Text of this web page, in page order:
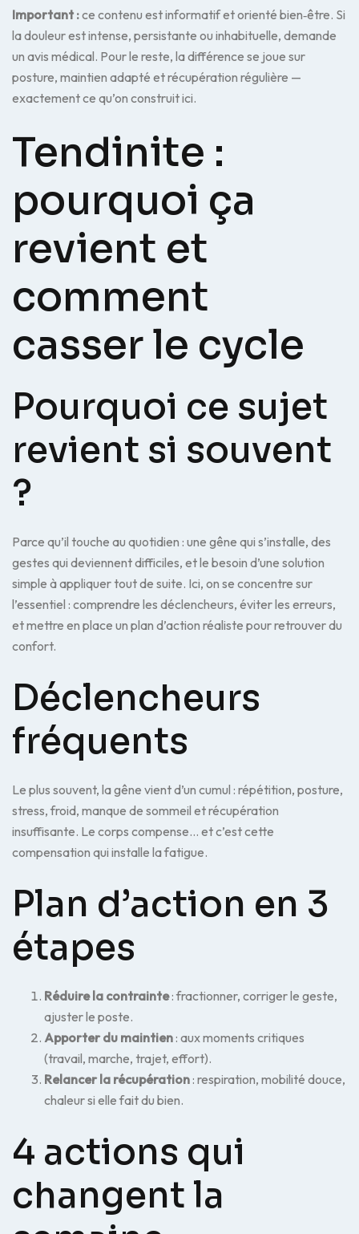
Important :ce contenu est informatif et orienté bien‑être. Si
la douleur est intense, persistante ou inhabituelle, demande
un avis médical. Pour le reste, la différence se joue sur
posture, maintien adapté et récupération régulière —
exactement ce qu’on construit ici.
Tendinite :
pourquoi ça
revient et
comment
casser le cycle
Pourquoi ce sujet
revient si souvent
?
Parce qu’il touche au quotidien : une gêne qui s’installe, des
gestes qui deviennent difficiles, et le besoin d’une solution
simple à appliquer tout de suite. Ici, on se concentre sur
l’essentiel : comprendre les déclencheurs, éviter les erreurs,
et mettre en place un plan d’action réaliste pour retrouver du
confort.
Déclencheurs
fréquents
Le plus souvent, la gêne vient d’un cumul : répétition, posture,
stress, froid, manque de sommeil et récupération
insuffisante. Le corps compense… et c’est cette
compensation qui installe la fatigue.
Plan d’action en 3
étapes
Réduire la contrainte: fractionner, corriger le geste,
ajuster le poste.
Apporter du maintien: aux moments critiques
(travail, marche, trajet, effort).
Relancer la récupération: respiration, mobilité douce,
chaleur si elle fait du bien.
4 actions qui
changent la